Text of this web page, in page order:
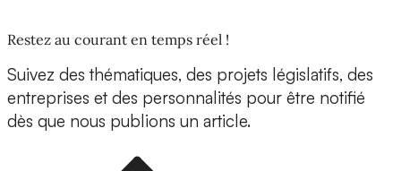
Restez au courant en temps réel !
Suivez des thématiques, des projets législatifs, des
entreprises et des personnalités pour être notifié
dès que nous publions un article.